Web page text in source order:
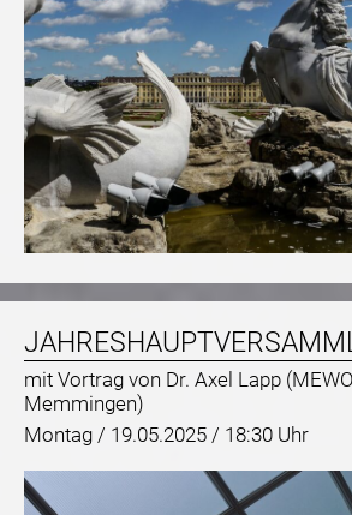
mit Vortrag von Dr. Axel Lapp
Memmingen)
Montag / 19.05.2025 / 18:30 Uhr